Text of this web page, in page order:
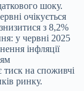
шоку.
очікується
з 8,2%
у червні 2025
інфляції
тиск на споживчі
ринку.